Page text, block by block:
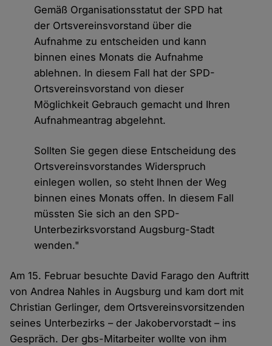
Gemäß Organisationsstatut der SPD hat
der Ortsvereinsvorstand über die
Aufnahme zu entscheiden und kann
binnen eines Monats die Aufnahme
ablehnen. In diesem Fall hat der SPD-
Ortsvereinsvorstand von dieser
Möglichkeit Gebrauch gemacht und Ihren
Aufnahmeantrag abgelehnt.
Sollten Sie gegen diese Entscheidung des
Ortsvereinsvorstandes Widerspruch
einlegen wollen, so steht Ihnen der Weg
binnen eines Monats offen. In diesem Fall
müssten Sie sich an den SPD-
Unterbezirksvorstand Augsburg-Stadt
wenden."
Am 15. Februar besuchte David Farago den Auftritt
von Andrea Nahles in Augsburg und kam dort mit
Christian Gerlinger, dem Ortsvereinsvorsitzenden
seines Unterbezirks – der Jakobervorstadt – ins
Gespräch. Der gbs-Mitarbeiter wollte von ihm